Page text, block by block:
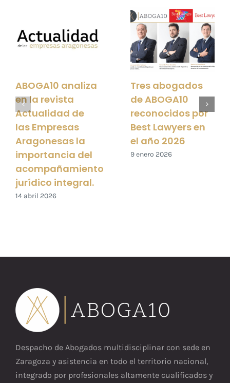
ABOGA10 analiza
en la revista
Actualidad de
las Empresas
Aragonesas la
importancia del
acompañamiento
jurídico integral.
14 abril 2026
Tres abogados
de ABOGA10
reconocidos por
Best Lawyers en
el año 2026
9 enero 2026
Despacho de Abogados multidisciplinar con sede en
Zaragoza y asistencia en todo el territorio nacional,
integrado por profesionales altamente cualificados y